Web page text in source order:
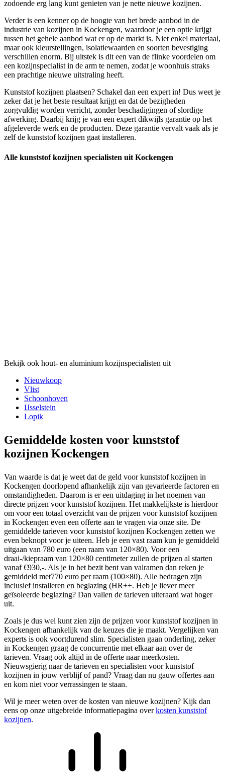
zodoende erg lang kunt genieten van je nette nieuwe kozijnen.
Verder is een kenner op de hoogte van het brede aanbod in de
industrie van kozijnen in Kockengen, waardoor je een optie krijgt
tussen het gehele aanbod wat er op de markt is. Niet enkel materiaal,
maar ook kleurstellingen, isolatiewaarden en soorten bevestiging
verschillen enorm. Bij uitstek is dit een van de flinke voordelen om
een kozijnspecialist in de arm te nemen, zodat je woonhuis straks
een prachtige nieuwe uitstraling heeft.
Kunststof kozijnen plaatsen? Schakel dan een expert in! Dus weet je
zeker dat je het beste resultaat krijgt en dat de bezigheden
zorgvuldig worden verricht, zonder beschadigingen of slordige
afwerking. Daarbij krijg je van een expert dikwijls garantie op het
afgeleverde werk en de producten. Deze garantie vervalt vaak als je
zelf de kunststof kozijnen gaat installeren.
Alle kunststof kozijnen specialisten uit Kockengen
Bekijk ook hout- en aluminium kozijnspecialisten uit
Nieuwkoop
Vlist
Schoonhoven
IJsselstein
Lopik
Gemiddelde kosten voor kunststof
kozijnen Kockengen
Van waarde is dat je weet dat de geld voor kunststof kozijnen in
Kockengen doorlopend afhankelijk zijn van gevarieerde factoren en
omstandigheden. Daarom is er een uitdaging in het noemen van
directe prijzen voor kunststof kozijnen. Het makkelijkste is hierdoor
om voor een totaal overzicht van de prijzen voor kunststof kozijnen
in Kockengen even een offerte aan te vragen via onze site. De
gemiddelde tarieven voor kunststof kozijnen Kockengen zetten we
even beknopt voor je uiteen. Heb je een vast raam kun je gemiddeld
uitgaan van 780 euro (een raam van 120×80). Voor een
draai-/kiepraam van 120×80 centimeter zullen de prijzen al starten
vanaf €930,-. Als je in het bezit bent van valramen dan reken je
gemiddeld met770 euro per raam (100×80). Alle bedragen zijn
inclusief installeren en beglazing (HR++. Heb je liever meer
geïsoleerde beglazing? Dan vallen de tarieven uiteraard wat hoger
uit.
Zoals je dus wel kunt zien zijn de prijzen voor kunststof kozijnen in
Kockengen afhankelijk van de keuzes die je maakt. Vergelijken van
experts is ook voortdurend slim. Specialisten gaan onderling, zeker
in Kockengen graag de concurrentie met elkaar aan over de
tarieven. Vraag ook altijd in de offerte naar meerkosten.
Nieuwsgierig naar de tarieven en specialisten voor kunststof
kozijnen in jouw verblijf of pand? Vraag dan nu gauw offertes aan
en kom niet voor verrassingen te staan.
Wil je meer weten over de kosten van nieuwe kozijnen? Kijk dan
eens op onze uitgebreide informatiepagina overkosten kunststof
kozijnen.